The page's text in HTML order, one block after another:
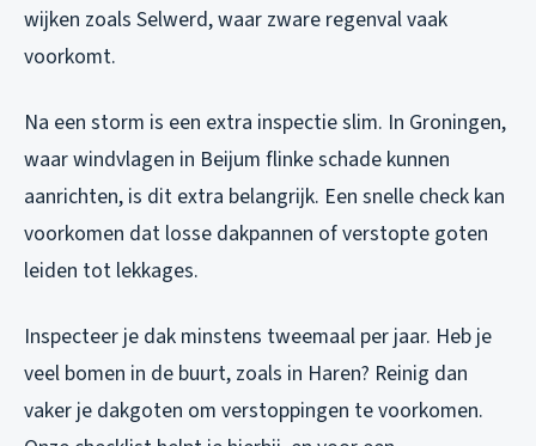
wijken zoals Selwerd, waar zware regenval vaak
voorkomt.
Na een storm is een extra inspectie slim. In Groningen,
waar windvlagen in Beijum flinke schade kunnen
aanrichten, is dit extra belangrijk. Een snelle check kan
voorkomen dat losse dakpannen of verstopte goten
leiden tot lekkages.
Inspecteer je dak minstens tweemaal per jaar. Heb je
veel bomen in de buurt, zoals in Haren? Reinig dan
vaker je dakgoten om verstoppingen te voorkomen.